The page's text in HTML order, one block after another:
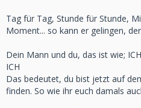
Tag für Tag, Stunde für Stunde,
Moment... so kann er gelingen,
Dein Mann und du, das ist wie;
ICH
Das bedeutet, du bist jetzt auf
finden. So wie ihr euch damals